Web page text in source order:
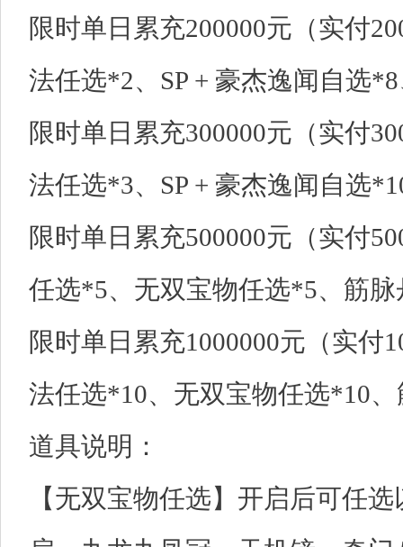
限时单日累充200000元（实付
法任选*2、SP + 豪杰逸闻自选
限时单日累充300000元（实付
法任选*3、SP + 豪杰逸闻自选
限时单日累充500000元（实付
任选*5、无双宝物任选*5、筋
限时单日累充1000000元（实付
法任选*10、无双宝物任选*10
道具说明：
【无双宝物任选】开启后可任